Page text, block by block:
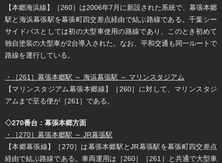
【本郷海浜線】［260］は2006年7月に新設された系統で、幕張本郷
駅と海浜幕張駅を幕張町四交差点経由で結ぶ路線である。千葉シー
サイドバスとしては初の大型車使用の路線であり、このとき初めて
独自塗装の大型車が2台導入された。なお、平和交通も同一ルートで
路線を運行している。
・［261］幕張本郷駅 ～ 海浜幕張駅 ～ マリンスタジアム
【マリンスタジアム幕張本郷線】［260］に対して、マリンスタジ
アムまで至る便が［261］である。
◇270番台：幕張本郷方面
・［270］幕張本郷駅 ～ JR幕張駅
【本郷幕張線】［270］は幕張本郷駅とJR幕張駅を幕張町四交差点
経由で結ぶ路線である。車両運用は［260］［261］と共通で大型車